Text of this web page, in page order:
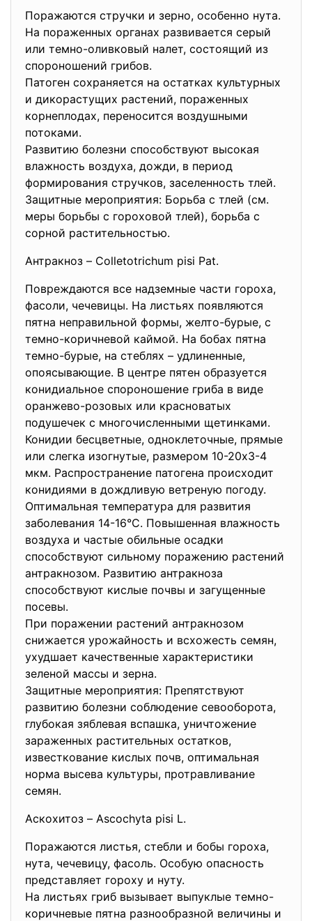
Поражаются стручки и зерно, особенно нута.
На пораженных органах развивается серый
или темно-оливковый налет, состоящий из
спороношений грибов.
Патоген сохраняется на остатках культурных
и дикорастущих растений, пораженных
корнеплодах, переносится воздушными
потоками.
Развитию болезни способствуют высокая
влажность воздуха, дожди, в период
формирования стручков, заселенность тлей.
Защитные мероприятия: Борьба с тлей (см.
меры борьбы с гороховой тлей), борьба с
сорной растительностью.
Антракноз – Colletotrichum pisi Pat.
Повреждаются все надземные части гороха,
фасоли, чечевицы. На листьях появляются
пятна неправильной формы, желто-бурые, с
темно-коричневой каймой. На бобах пятна
темно-бурые, на стеблях – удлиненные,
опоясывающие. В центре пятен образуется
конидиальное спороношение гриба в виде
оранжево-розовых или красноватых
подушечек с многочисленными щетинками.
Конидии бесцветные, одноклеточные, прямые
или слегка изогнутые, размером 10-20х3-4
мкм. Распространение патогена происходит
конидиями в дождливую ветреную погоду.
Оптимальная температура для развития
заболевания 14-16°С. Повышенная влажность
воздуха и частые обильные осадки
способствуют сильному поражению растений
антракнозом. Развитию антракноза
способствуют кислые почвы и загущенные
посевы.
При поражении растений антракнозом
снижается урожайность и всхожесть семян,
ухудшает качественные характеристики
зеленой массы и зерна.
Защитные мероприятия: Препятствуют
развитию болезни соблюдение севооборота,
глубокая зяблевая вспашка, уничтожение
зараженных растительных остатков,
известкование кислых почв, оптимальная
норма высева культуры, протравливание
семян.
Аскохитоз – Ascochyta pisi L.
Поражаются листья, стебли и бобы гороха,
нута, чечевицу, фасоль. Особую опасность
представляет гороху и нуту.
На листьях гриб вызывает выпуклые темно-
коричневые пятна разнообразной величины и